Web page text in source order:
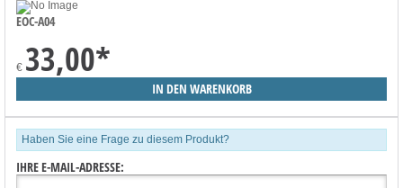
EOC-A04
€ 33,00*
Haben Sie eine Frage zu diesem Produkt?
IHRE E-MAIL-ADRESSE: